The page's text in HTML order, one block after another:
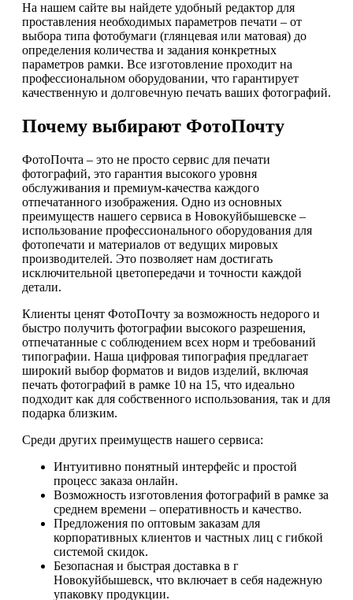
На нашем сайте вы найдете удобный редактор для
проставления необходимых параметров печати – от
выбора типа фотобумаги (глянцевая или матовая) до
определения количества и задания конкретных
параметров рамки. Все изготовление проходит на
профессиональном оборудовании, что гарантирует
качественную и долговечную печать ваших фотографий.
Почему выбирают ФотоПочту
ФотоПочта – это не просто сервис для печати
фотографий, это гарантия высокого уровня
обслуживания и премиум-качества каждого
отпечатанного изображения. Одно из основных
преимуществ нашего сервиса в Новокуйбышевске –
использование профессионального оборудования для
фотопечати и материалов от ведущих мировых
производителей. Это позволяет нам достигать
исключительной цветопередачи и точности каждой
детали.
Клиенты ценят ФотоПочту за возможность недорого и
быстро получить фотографии высокого разрешения,
отпечатанные с соблюдением всех норм и требований
типографии. Наша цифровая типография предлагает
широкий выбор форматов и видов изделий, включая
печать фотографий в рамке 10 на 15, что идеально
подходит как для собственного использования, так и для
подарка близким.
Среди других преимуществ нашего сервиса:
Интуитивно понятный интерфейс и простой
процесс заказа онлайн.
Возможность изготовления фотографий в рамке за
среднем времени – оперативность и качество.
Предложения по оптовым заказам для
корпоративных клиентов и частных лиц с гибкой
системой скидок.
Безопасная и быстрая доставка в г
Новокуйбышевск, что включает в себя надежную
упаковку продукции.